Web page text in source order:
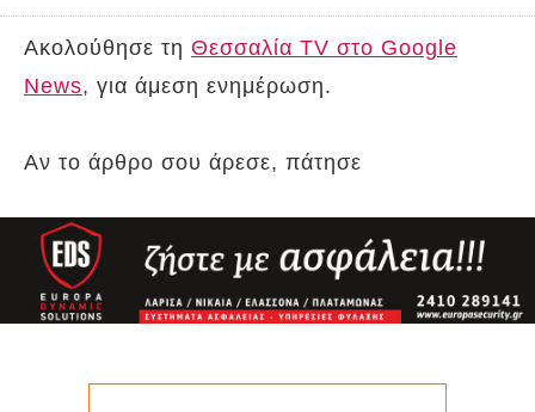
Ακολούθησε τη Θεσσαλία TV στο Google
News, για άμεση ενημέρωση.
Αν το άρθρο σου άρεσε, πάτησε